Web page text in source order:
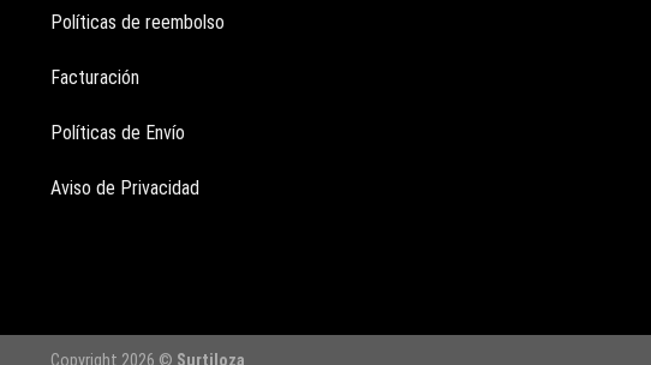
Políticas de reembolso
Facturación
Políticas de Envío
Aviso de Privacidad